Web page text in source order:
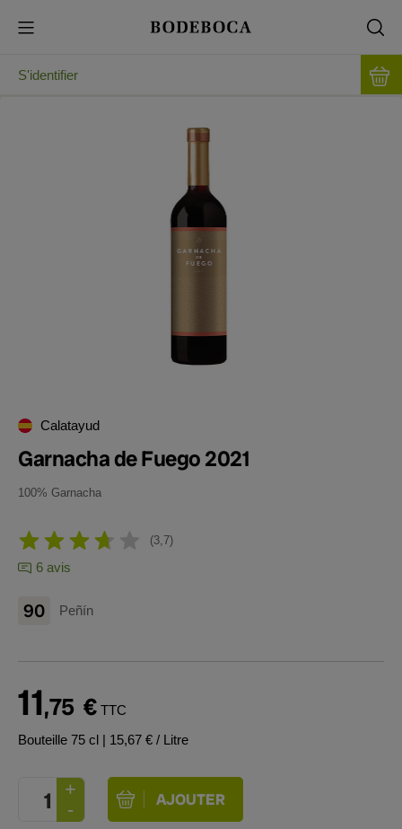
S'identifier
Calatayud
Garnacha de Fuego 2021
100% Garnacha
3,7
6 avis
90 Peñín
11,75 € TTC
Bouteille 75 cl | 15,67 € / Litre